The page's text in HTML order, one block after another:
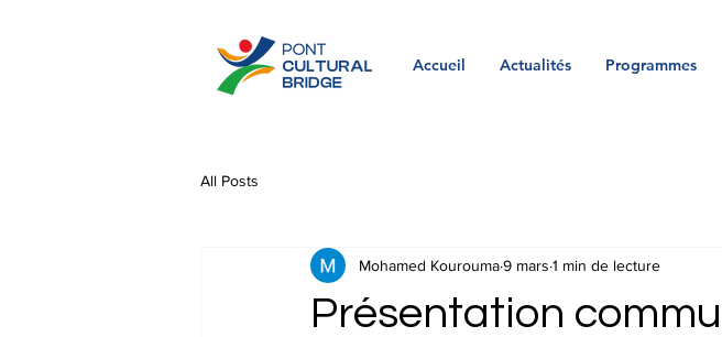
Accueil Actualités Programmes
All Posts
Présentation
Mohamed Kourouma9 mars 1 min de lecture